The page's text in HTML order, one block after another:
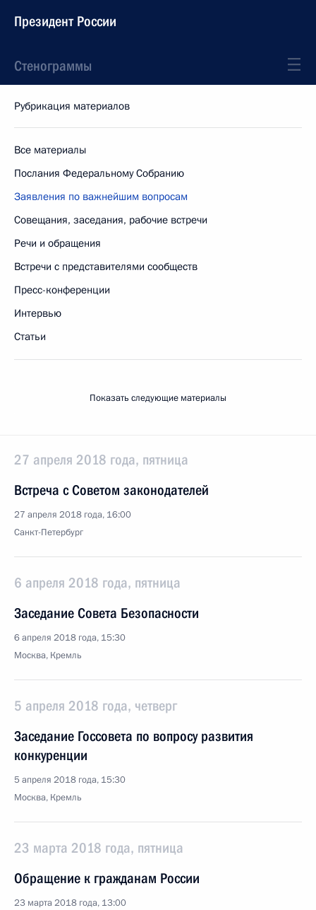
Президент России
Стенограммы
Рубрикация материалов
Все материалы
Послания Федеральному Собранию
Заявления по важнейшим вопросам
Совещания, заседания, рабочие встречи
Речи и обращения
Встречи с представителями сообществ
Пресс-конференции
Интервью
Статьи
Показать следующие материалы
27 апреля 2018 года, пятница
Встреча с Советом законодателей
27 апреля 2018 года, 16:00
Санкт-Петербург
6 апреля 2018 года, пятница
Заседание Совета Безопасности
6 апреля 2018 года, 15:30
Москва, Кремль
5 апреля 2018 года, четверг
Заседание Госсовета по вопросу развития
конкуренции
5 апреля 2018 года, 15:30
Москва, Кремль
23 марта 2018 года, пятница
Обращение к гражданам России
23 марта 2018 года, 13:00